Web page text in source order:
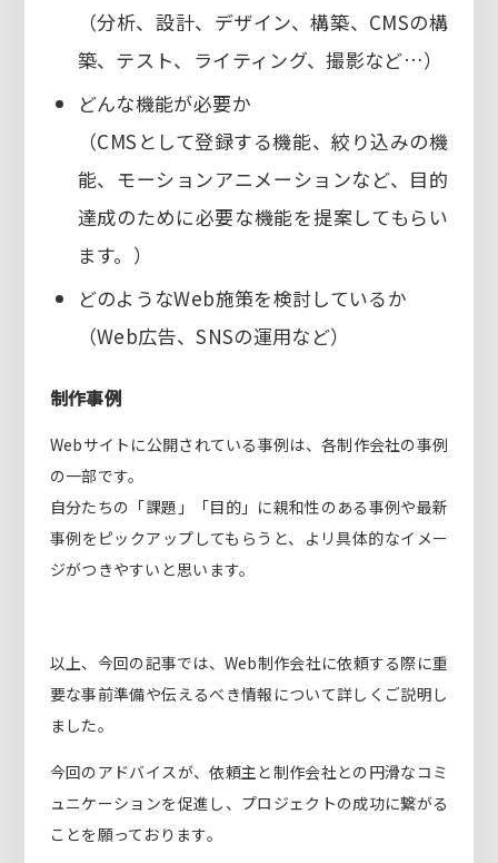
（分析、設計、デザイン、構築、CMSの構
築、テスト、ライティング、撮影など…）
どんな機能が必要か
（CMSとして登録する機能、絞り込みの機
能、モーションアニメーションなど、目的
達成のために必要な機能を提案してもらい
ます。）
どのようなWeb施策を検討しているか
（Web広告、SNSの運用など）
制作事例
Webサイトに公開されている事例は、各制作会社の事例
の一部です。
自分たちの「課題」「目的」に親和性のある事例や最新
事例をピックアップしてもらうと、よリ具体的なイメー
ジがつきやすいと思います。
以上、今回の記事では、Web制作会社に依頼する際に重
要な事前準備や伝えるべき情報について詳しくご説明し
ました。
今回のアドバイスが、依頼主と制作会社との円滑なコミ
ュニケーションを促進し、プロジェクトの成功に繋がる
ことを願っております。